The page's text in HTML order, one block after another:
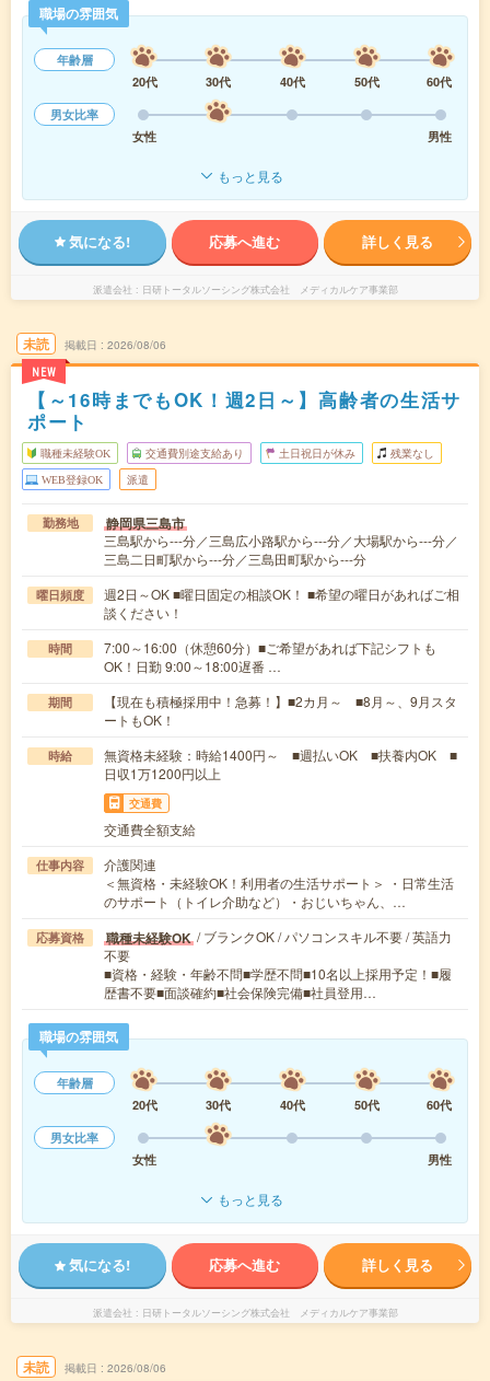
職場の雰囲気
年齢層
20代
30代 40代 50代
60代
男女比率
女性
男性
もっと見る
気になる! 応募へ進む 詳しく見る
派遣会社 日研トータルソーシング株式会社 メディカルケア事業部
未読
NEW
掲載日 2026/08/06
【～16時までもOK！週2日～】高齢者の生活サ
ポート
職種未経験OK 交通費別途支給あり 土日祝日が休み 残業なし
WEB登録OK 派遣
勤務地 静岡県三島市
三島駅から---分／三島広小路駅から---分／大場駅から---分／
三島二日町駅から---分／三島田町駅から---分
曜日頻度
週2日～OK ■曜日固定の相談OK！ ■希望の曜日があればご相
談ください！
時間
7:00～16:00（休憩60分）■ご希望があれば下記シフトも
OK！日勤 9:00～18:00遅番 …
期間
【現在も積極採用中！急募！】■2カ月～ ■8月～、9月スタ
ートもOK！
時給
無資格未経験：時給1400円～ ■週払いOK ■扶養内OK ■
日収1万1200円以上
交通費
交通費全額支給
仕事内容
介護関連
＜無資格・未経験OK！利用者の生活サポート＞ ・日常生活
のサポート（トイレ介助など）・おじいちゃん、…
応募資格 職種未経験OK / ブランクOK / パソコンスキル不要 / 英語力
不要
■資格・経験・年齢不問■学歴不問■10名以上採用予定！■履
歴書不要■面談確約■社会保険完備■社員登用…
職場の雰囲気
年齢層
20代
30代 40代 50代
60代
男女比率
女性
男性
もっと見る
気になる! 応募へ進む 詳しく見る
派遣会社 日研トータルソーシング株式会社 メディカルケア事業部
未読 掲載日 2026/08/06